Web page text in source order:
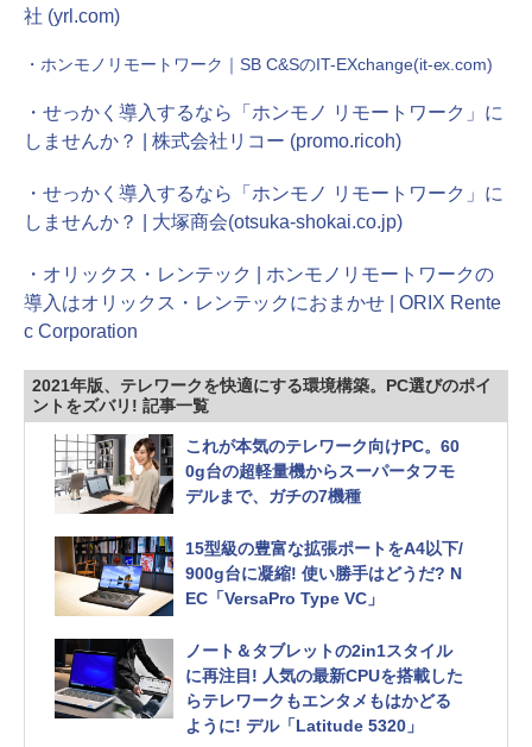
社 (yrl.com)
・ホンモノリモートワーク｜SB C&SのIT-EXchange(it-ex.com)
・せっかく導入するなら「ホンモノ リモートワーク」に
しませんか？ | 株式会社リコー (promo.ricoh)
・せっかく導入するなら「ホンモノ リモートワーク」に
しませんか？ | 大塚商会(otsuka-shokai.co.jp)
・オリックス・レンテック | ホンモノリモートワークの
導入はオリックス・レンテックにおまかせ | ORIX Rente
c Corporation
2021年版、テレワークを快適にする環境構築。PC選びのポイ
ントをズバリ! 記事一覧
これが本気のテレワーク向けPC。60
0g台の超軽量機からスーパータフモ
デルまで、ガチの7機種
15型級の豊富な拡張ポートをA4以下/
900g台に凝縮! 使い勝手はどうだ? N
EC「VersaPro Type VC」
ノート＆タブレットの2in1スタイル
に再注目! 人気の最新CPUを搭載した
らテレワークもエンタメもはかどる
ように! デル「Latitude 5320」